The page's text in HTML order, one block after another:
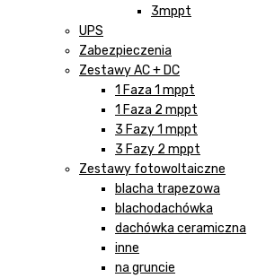
3mppt
UPS
Zabezpieczenia
Zestawy AC + DC
1 Faza 1 mppt
1 Faza 2 mppt
3 Fazy 1 mppt
3 Fazy 2 mppt
Zestawy fotowoltaiczne
blacha trapezowa
blachodachówka
dachówka ceramiczna
inne
na gruncie